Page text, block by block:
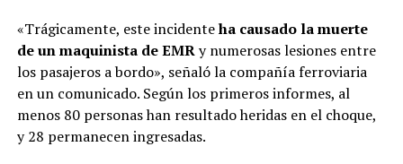
«Trágicamente, este incidenteha causado la muerte
de un maquinista de EMRy numerosas lesiones entre
los pasajeros a bordo», señaló la compañía ferroviaria
en un comunicado. Según los primeros informes, al
menos 80 personas han resultado heridas en el choque,
y 28 permanecen ingresadas.